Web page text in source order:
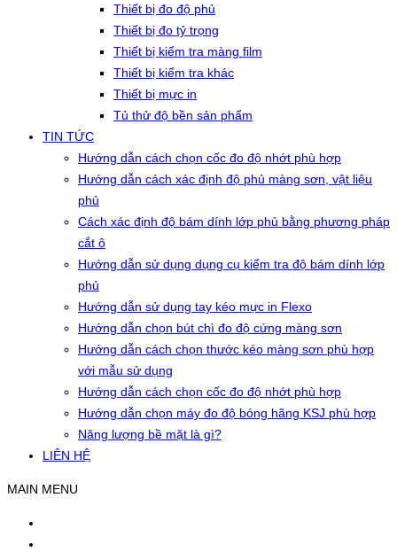
Thiết bị đo độ phủ
Thiết bị đo tỷ trọng
Thiết bị kiểm tra màng film
Thiết bị kiểm tra khác
Thiết bị mực in
Tủ thử độ bền sản phẩm
TIN TỨC
Hướng dẫn cách chọn cốc đo độ nhớt phù hợp
Hướng dẫn cách xác định độ phủ màng sơn, vật liệu
phủ
Cách xác định độ bám dính lớp phủ bằng phương pháp
cắt ô
Hướng dẫn sử dụng dụng cụ kiểm tra độ bám dính lớp
phủ
Hướng dẫn sử dụng tay kéo mực in Flexo
Hướng dẫn chọn bút chì đo độ cứng màng sơn
Hướng dẫn cách chọn thước kéo màng sơn phù hợp
với mẫu sử dụng
Hướng dẫn cách chọn cốc đo độ nhớt phù hợp
Hướng dẫn chọn máy đo độ bóng hãng KSJ phù hợp
Năng lượng bề mặt là gì?
LIÊN HỆ
MAIN MENU